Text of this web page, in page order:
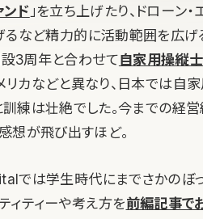
ド 」を立ち上げたり、ドローン・
るなど精力的に活動範囲を広げ
3周年と合わせて自家用操縦
リカなどと異なり、日本では自
練は壮絶でした。今までの経
想が飛び出すほど。
では学生時代にまでさかのぼ
ィティーや考え方を前編記事で